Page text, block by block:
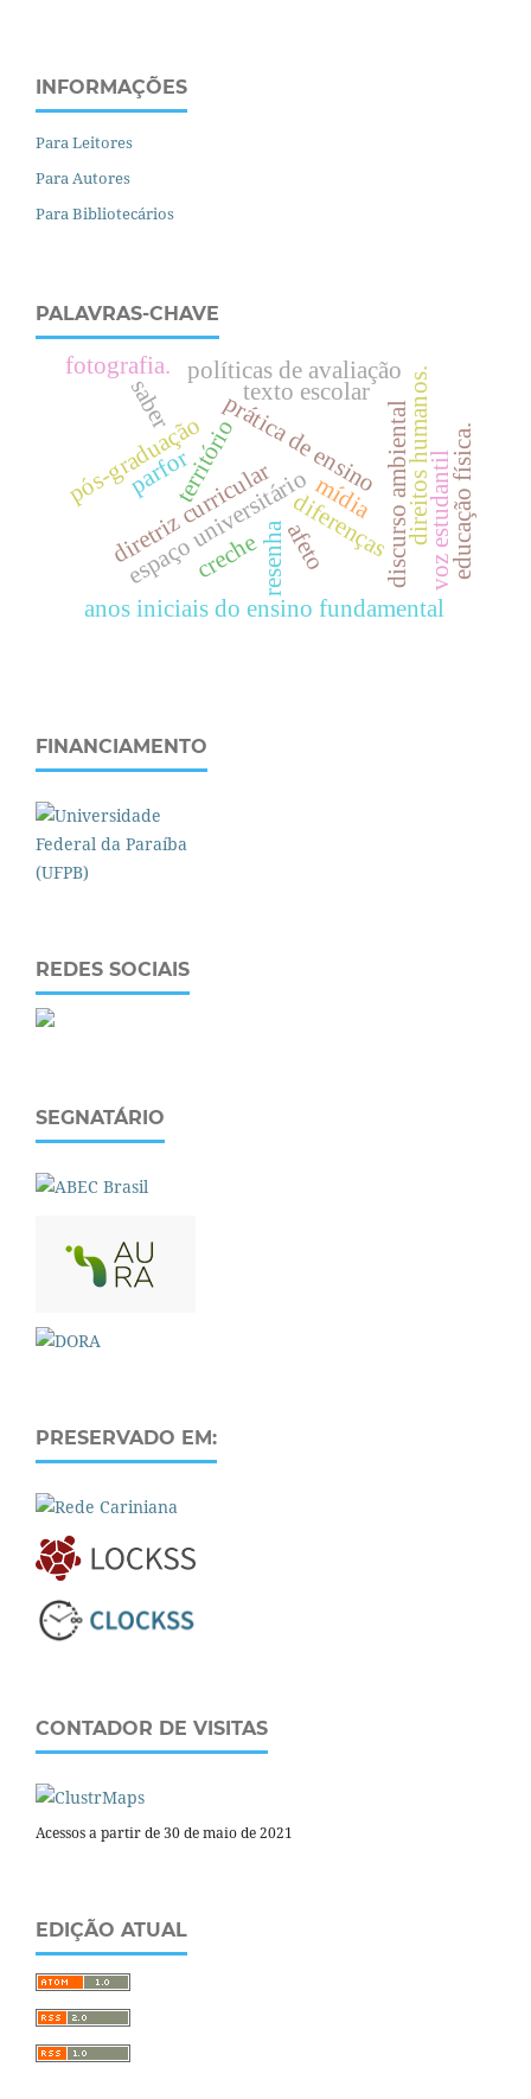
INFORMAÇÕES
Para Leitores
Para Autores
Para Bibliotecários
PALAVRAS-CHAVE
resenha
território
diretriz curricular
prática de ensino
texto escolar
políticas de avaliação
espaço universitário
pós-graduação
saber
anos iniciais do ensino fundamental
discurso ambiental
mídia d
i
r
e
i
t
o
s
h
u
m
a
n
o
s
.
parfor voz estudantile
d
u
c
a
ç
ã
o
f
í
s
i
c
a
.
creche
fotografia.
diferenças
afeto
FINANCIAMENTO
REDES SOCIAIS
SEGNATÁRIO
PRESERVADO EM:
CONTADOR DE VISITAS
Acessos a partir de 30 de maio de 2021
EDIÇÃO ATUAL